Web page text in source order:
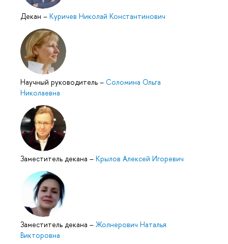
Декан – Куричев Николай Константинович
Научный руководитель – Соломина Ольга
Николаевна
Заместитель декана – Крылов Алексей Игоревич
Заместитель декана – Жолнерович Наталья
Викторовна